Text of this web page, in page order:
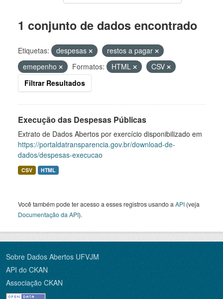
1 conjunto de dados encontrado
Etiquetas: despesas
restos a pagar
emepenho
Formatos: HTML
CSV
Filtrar Resultados
Execução das Despesas Públicas
Extrato de Dados Abertos por exercício disponibilizado em
https://portaldatransparencia.gov.br/download-de-
dados/despesas-execucao
CSV HTML
Você também pode ter acesso a esses registros usando a API (veja
Documentação da API).
Sobre Dados Abertos UFVJM
API do CKAN
Associação CKAN